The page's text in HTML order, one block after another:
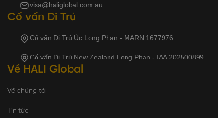
visa@haliglobal.com.au
Cố vấn Di Trú
Cố vấn Di Trú Úc Long Phan - MARN 1677976
Cố vấn Di Trú New Zealand Long Phan - IAA 202500899
Về HALI Global
Về chúng tôi
Tin tức